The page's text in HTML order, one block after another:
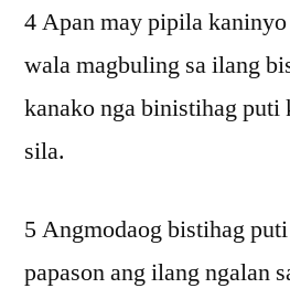
4 Apan may pipila kaninyo
wala magbuling sa ilang
kanako nga binistihag puti
sila.
5 Angmodaog bistihag
papason ang ilang ngalan